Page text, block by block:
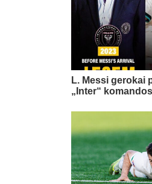
L. Messi gerokai
„Inter“